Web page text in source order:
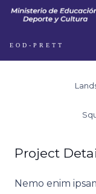
EOD-PRETT
Project
Nemo enim